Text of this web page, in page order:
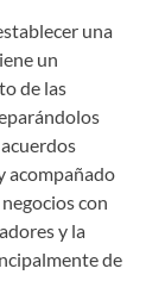
una
un
de las
acompañado
con
y la
de